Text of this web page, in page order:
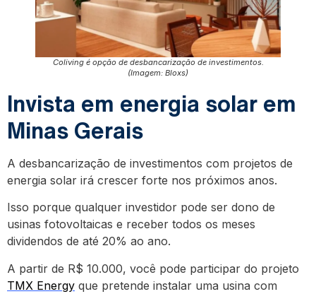
Coliving é opção de desbancarização de investimentos.
(Imagem: Bloxs)
Invista em energia solar em
Minas Gerais
A desbancarização de investimentos com projetos de
energia solar irá crescer forte nos próximos anos.
Isso porque qualquer investidor pode ser dono de
usinas fotovoltaicas e receber todos os meses
dividendos de até 20% ao ano.
A partir de R$ 10.000, você pode participar do projeto
TMX Energy que pretende instalar uma usina com